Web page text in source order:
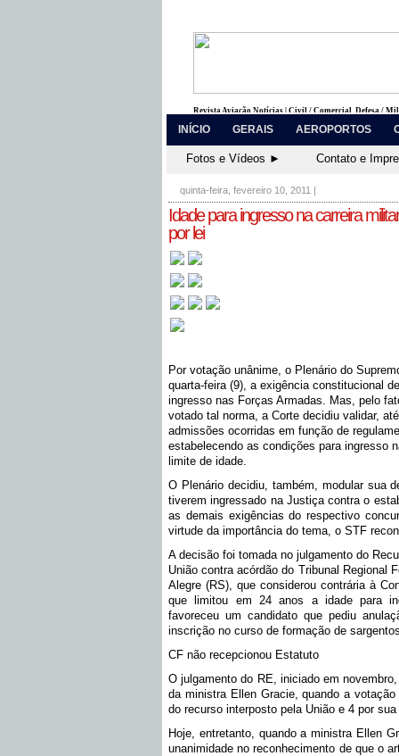
Revista Aviação Notícias | Civil / Comercial, Defesa /
INÍCIO GERAIS AEROPORTOS
Fotos e Vídeos ► Contato e
quinta-feira, fevereiro 10, 2011 |
Idade para ingresso na carreira
por lei
Por votação unânime, o Plenário do
quarta-feira (9), a exigência constitucional
ingresso nas Forças Armadas. Mas, pelo
votado tal norma, a Corte decidiu validar,
admissões ocorridas em função de
estabelecendo as condições para ingresso
limite de idade.
O Plenário decidiu, também, modular sua
tiverem ingressado na Justiça contra o
as demais exigências do respectivo
virtude da importância do tema, o STF
A decisão foi tomada no julgamento do
União contra acórdão do Tribunal Regional
Alegre (RS), que considerou contrária à
que limitou em 24 anos a idade para
favoreceu um candidato que pediu
inscrição no curso de formação de
CF não recepcionou Estatuto
O julgamento do RE, iniciado em
da ministra Ellen Gracie, quando a
do recurso interposto pela União e 4 por sua
Hoje, entretanto, quando a ministra Ellen
unanimidade no reconhecimento de que o